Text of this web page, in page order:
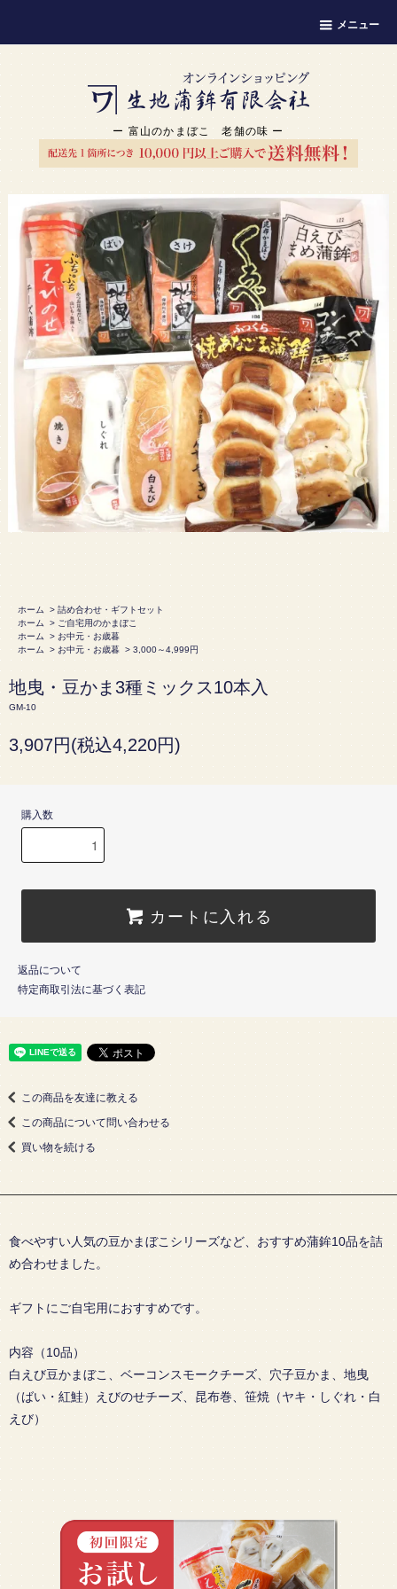
メニュー
ー 富山のかまぼこ 老舗の味 ー
ホーム > 詰め合わせ・ギフトセット
ホーム
> ご自宅用のかまぼこ
ホーム
> お中元・お歳暮
ホーム
> お中元・お歳暮 > 3,000～4,999円
地曳・豆かま3種ミックス10本入
GM-10
3,907円(税込4,220円)
購入数
カートに入れる
返品について
特定商取引法に基づく表記
この商品を友達に教える
この商品について問い合わせる
買い物を続ける
食べやすい人気の豆かまぼこシリーズなど、おすすめ蒲鉾10品を詰
め合わせました。
ギフトにご自宅用におすすめです。
内容（10品）
白えび豆かまぼこ、ベーコンスモークチーズ、穴子豆かま、地曳
（ばい・紅鮭）えびのせチーズ、昆布巻、笹焼（ヤキ・しぐれ・白
えび）